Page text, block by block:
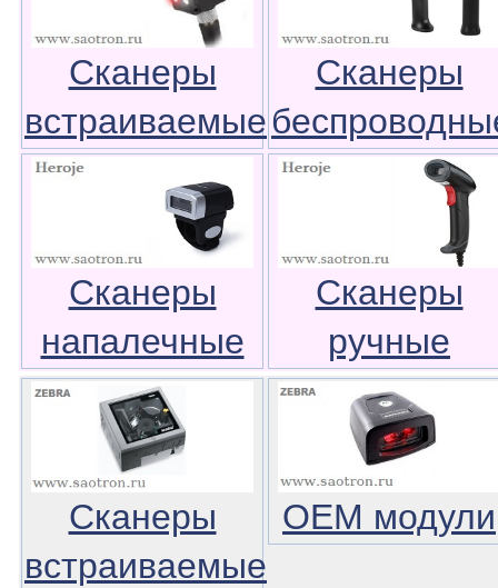
Сканеры
встраиваемые
Сканеры
Сканеры
напалечные
Сканеры
ручные
Сканеры
встраиваемые
OEM модули